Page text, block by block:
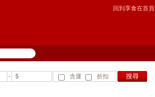
回到享食在首頁
- $ 含運 折扣